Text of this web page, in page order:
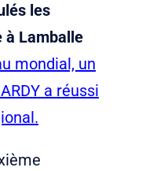
les
à Lamballe
mondial, un
a réussi